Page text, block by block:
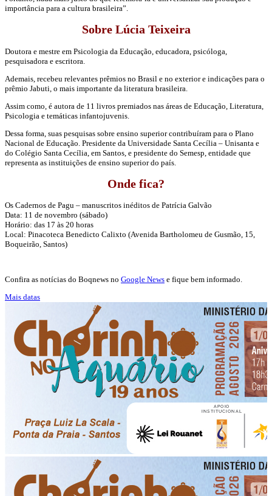
importância para a cultura brasileira”.
Sobre Lúcia Teixeira
Doutora e mestre em Psicologia da Educação, educadora, psicóloga,
pesquisadora e escritora.
Ademais, recebeu relevantes prêmios no Brasil e no exterior e indicações para o
prêmio Jabuti, o mais importante da literatura brasileira.
Assim como, é autora de 11 livros premiados nas áreas de Educação, Literatura,
Psicologia e temáticas infantojuvenis.
Dessa forma, suas pesquisas sobre ensino superior contribuíram para o Plano
Nacional de Educação. Presidente da Universidade Santa Cecília – Unisanta e
do Colégio Santa Cecília, em Santos, e presidente do Semesp, entidade que
representa as instituições de ensino superior do país.
Onde fica?
Os Cadernos de Pagu – manuscritos inéditos de Patrícia Galvão
Data: 11 de novembro (sábado)
Horário: das 17 às 20 horas
Local: Pinacoteca Benedicto Calixto (Avenida Bartholomeu de Gusmão, 15,
Boqueirão, Santos)
Confira as notícias do Boqnews no Google News e fique bem informado.
Mais datas